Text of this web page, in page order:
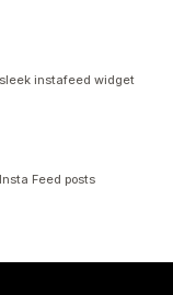
instafeed widget
Feed posts